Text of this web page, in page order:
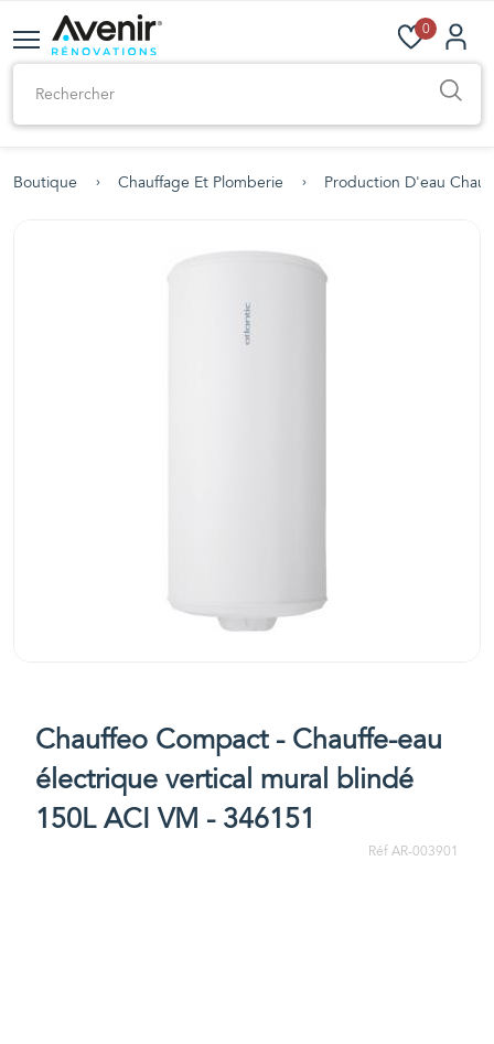
0
Boutique Chauffage Et Plomberie Production D'eau
Chauffeo Compact - Chauffe-eau
électrique vertical mural blindé
150L ACI VM - 346151
Réf AR-003901